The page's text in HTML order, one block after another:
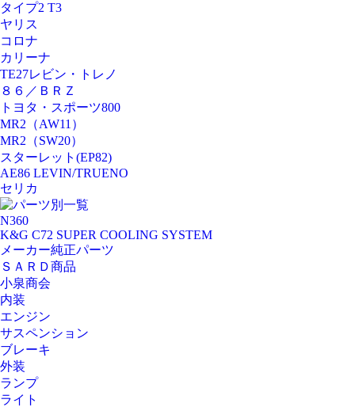
タイプ2 T3
ヤリス
コロナ
カリーナ
TE27レビン・トレノ
８６／ＢＲＺ
トヨタ・スポーツ800
MR2（AW11）
MR2（SW20）
スターレット(EP82)
AE86 LEVIN/TRUENO
セリカ
パーツ別一覧
N360
K&G C72 SUPER COOLING SYSTEM
メーカー純正パーツ
ＳＡＲＤ商品
小泉商会
内装
エンジン
サスペンション
ブレーキ
外装
ランプ
ライト